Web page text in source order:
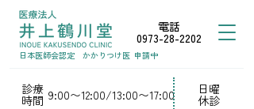
電話
0973-28-2202
診療
時間 9:00〜12:00/13:00〜17:00 日曜
休診
日本医師会認定 かかりつけ医 申請中